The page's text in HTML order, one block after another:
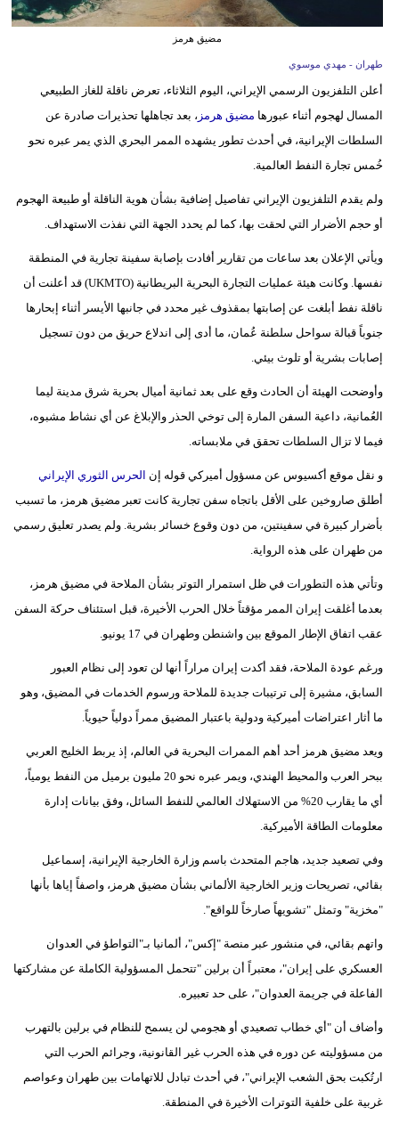
مرأة
إسلامية
بيئة
أبراج
فيديو
مضيق هرمز
طهران - مهدي موسوي
أعلن التلفزيون الرسمي الإيراني، اليوم الثلاثاء، تعرض ناقلة للغاز الطبيعي
المسال لهجوم أثناء عبورها مضيق هرمز ، بعد تجاهلها تحذيرات صادرة عن
السلطات الإيرانية، في أحدث تطور يشهده الممر البحري الذي يمر عبره نحو
خُمس تجارة النفط العالمية.
ولم يقدم التلفزيون الإيراني تفاصيل إضافية بشأن هوية الناقلة أو طبيعة الهجوم
أو حجم الأضرار التي لحقت بها، كما لم يحدد الجهة التي نفذت الاستهداف.
ويأتي الإعلان بعد ساعات من تقارير أفادت بإصابة سفينة تجارية في المنطقة
نفسها. وكانت هيئة عمليات التجارة البحرية البريطانية (UKMTO) قد أعلنت أن
ناقلة نفط أبلغت عن إصابتها بمقذوف غير محدد في جانبها الأيسر أثناء إبحارها
جنوباً قبالة سواحل سلطنة عُمان، ما أدى إلى اندلاع حريق من دون تسجيل
إصابات بشرية أو تلوث بيئي.
وأوضحت الهيئة أن الحادث وقع على بعد ثمانية أميال بحرية شرق مدينة ليما
العُمانية، داعية السفن المارة إلى توخي الحذر والإبلاغ عن أي نشاط مشبوه،
فيما لا تزال السلطات تحقق في ملابساته.
و نقل موقع أكسيوس عن مسؤول أميركي قوله إن الحرس الثوري الإيراني
أطلق صاروخين على الأقل باتجاه سفن تجارية كانت تعبر مضيق هرمز، ما تسبب
بأضرار كبيرة في سفينتين، من دون وقوع خسائر بشرية. ولم يصدر تعليق رسمي
من طهران على هذه الرواية.
وتأتي هذه التطورات في ظل استمرار التوتر بشأن الملاحة في مضيق هرمز،
بعدما أغلقت إيران الممر مؤقتاً خلال الحرب الأخيرة، قبل استئناف حركة السفن
عقب اتفاق الإطار الموقع بين واشنطن وطهران في 17 يونيو.
ورغم عودة الملاحة، فقد أكدت إيران مراراً أنها لن تعود إلى نظام العبور
السابق، مشيرة إلى ترتيبات جديدة للملاحة ورسوم الخدمات في المضيق، وهو
ما أثار اعتراضات أميركية ودولية باعتبار المضيق ممراً دولياً حيوياً.
ويعد مضيق هرمز أحد أهم الممرات البحرية في العالم، إذ يربط الخليج العربي
ببحر العرب والمحيط الهندي، ويمر عبره نحو 20 مليون برميل من النفط يومياً،
أي ما يقارب 20% من الاستهلاك العالمي للنفط السائل، وفق بيانات إدارة
معلومات الطاقة الأميركية.
وفي تصعيد جديد، هاجم المتحدث باسم وزارة الخارجية الإيرانية، إسماعيل
بقائي، تصريحات وزير الخارجية الألماني بشأن مضيق هرمز، واصفاً إياها بأنها
"مخزية" وتمثل "تشويهاً صارخاً للواقع".
واتهم بقائي، في منشور عبر منصة "إكس"، ألمانيا بـ"التواطؤ في العدوان
العسكري على إيران"، معتبراً أن برلين "تتحمل المسؤولية الكاملة عن مشاركتها
الفاعلة في جريمة العدوان"، على حد تعبيره.
وأضاف أن "أي خطاب تصعيدي أو هجومي لن يسمح للنظام في برلين بالتهرب
من مسؤوليته عن دوره في هذه الحرب غير القانونية، وجرائم الحرب التي
ارتُكبت بحق الشعب الإيراني"، في أحدث تبادل للاتهامات بين طهران وعواصم
غربية على خلفية التوترات الأخيرة في المنطقة.